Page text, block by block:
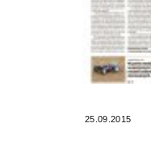
25.09.2015